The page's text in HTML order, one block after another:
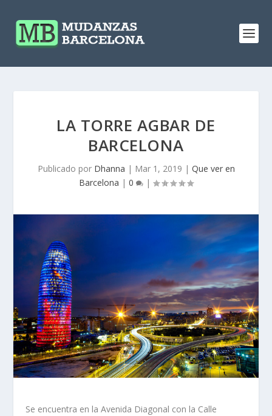
LA TORRE AGBAR DE
BARCELONA
Publicado por Dhanna | Mar 1, 2019 | Que ver en
Barcelona | 0 |
Se encuentra en la Avenida Diagonal con la Calle